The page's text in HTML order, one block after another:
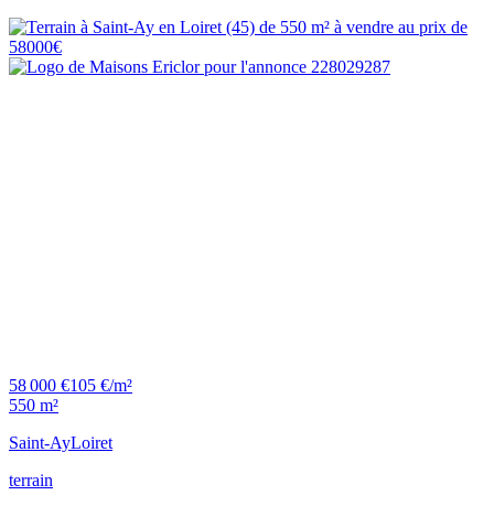
58 000 €105 €/m²
550 m²
Saint-AyLoiret
terrain